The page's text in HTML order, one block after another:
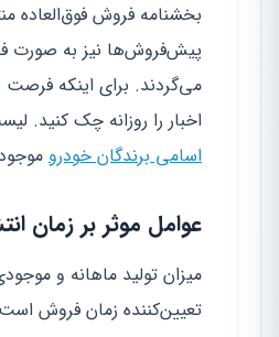
بخشنامه فروش فوق‌العاده
پیش‌فروش‌ها نیز به صورت
می‌گردند. برای اینکه فرصت
اخبار را روزانه چک کنید.
اسامی برندگان خودرو
عوامل موثر بر زمان
میزان تولید ماهانه و
تعیین‌کننده زمان فروش